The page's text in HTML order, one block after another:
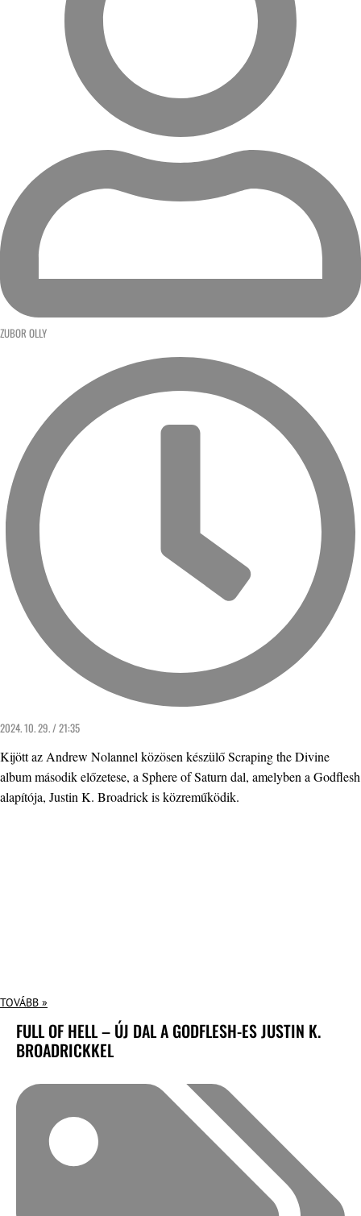
ZUBOR OLLY
2024. 10. 29. / 21:35
Kijött az Andrew Nolannel közösen készülő Scraping the Divine
album második előzetese, a Sphere of Saturn dal, amelyben a Godflesh
alapítója, Justin K. Broadrick is közreműködik.
TOVÁBB »
FULL OF HELL – ÚJ DAL A GODFLESH-ES JUSTIN K.
BROADRICKKEL